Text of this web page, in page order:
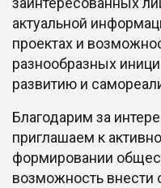
актуальной
проектах и
разнообразных
развитию и
Благодарим за
приглашаем к
формировании
возможность внести